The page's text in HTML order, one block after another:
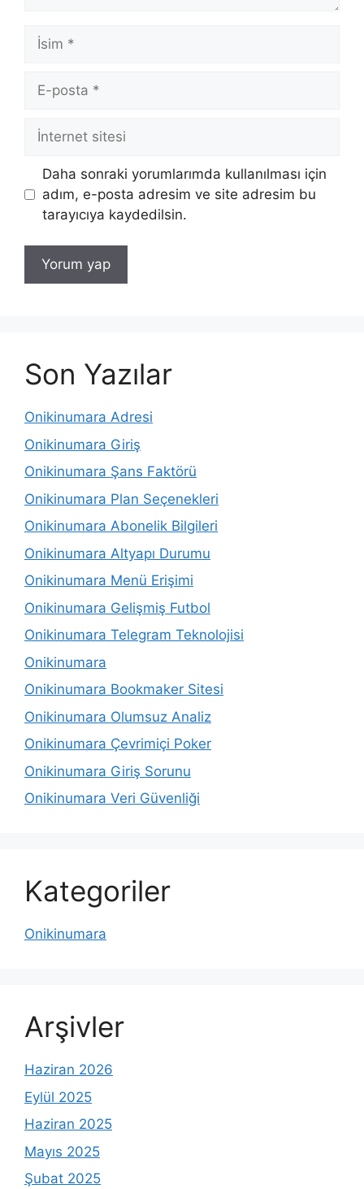
İsim
posta
İnternet
sitesi
Daha sonraki yorumlarımda kullanılması için
adım, e-posta adresim ve site adresim bu
tarayıcıya kaydedilsin.
Son Yazılar
Onikinumara Adresi
Onikinumara Giriş
Onikinumara Şans Faktörü
Onikinumara Plan Seçenekleri
Onikinumara Abonelik Bilgileri
Onikinumara Altyapı Durumu
Onikinumara Menü Erişimi
Onikinumara Gelişmiş Futbol
Onikinumara Telegram Teknolojisi
Onikinumara
Onikinumara Bookmaker Sitesi
Onikinumara Olumsuz Analiz
Onikinumara Çevrimiçi Poker
Onikinumara Giriş Sorunu
Onikinumara Veri Güvenliği
Kategoriler
Onikinumara
Arşivler
Haziran 2026
Eylül 2025
Haziran 2025
Mayıs 2025
Şubat 2025